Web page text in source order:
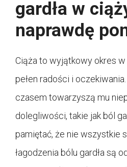
gardła w
naprawdę
Ciąża to wyjątkowy okres
pełen radości i
czasem towarzyszą mu
dolegliwości, takie jak ból
pamiętać, że nie wszystkie
łagodzenia bólu gardła są